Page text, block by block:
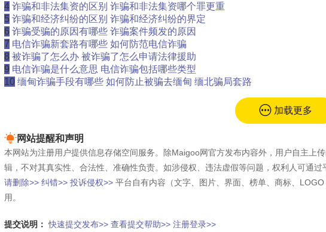
4 诈骗和非法集资的区别 诈骗和非法集资哪个罪更重
5 诈骗和经济纠纷的区别 诈骗和经济纠纷的界定
6 诈骗受骗的原因有哪些 诈骗案件频发的原因
7 电信诈骗新套路有哪些 如何防范电信诈骗
8 被诈骗了怎么办 被诈骗了怎么申请法律援助
9 电信诈骗是什么意思 电信诈骗包括哪些类型
10 缅甸诈骗手段有哪些 如何防止被骗去缅甸 缅北骗局套路
加载更多
网站提醒和声明
本网站为注册用户提供信息存储空间服务。除Maigoo网官方发布内容外，用户自主上
辑，不对其真实性、合法性、准确性负责。如涉侵权、违法虚假等问题，权利人可通
请删除>> 纠错>> 投诉侵权>> 平台自有内容（文字、图片、界面、榜单、商标、
用。
提交说明： 快速提交发布>> 查看提交帮助>> 注册登录>>